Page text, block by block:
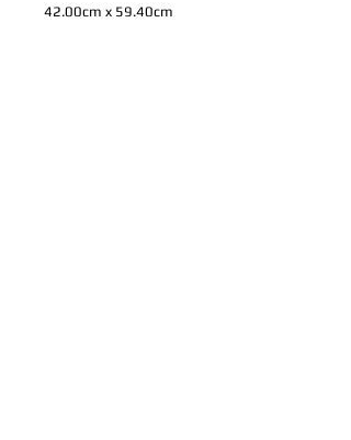
42.00cm x 59.40cm